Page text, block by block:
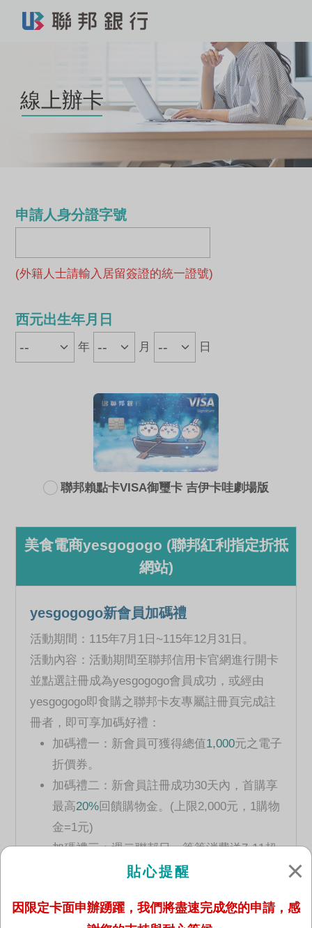
線上辦卡
申請人身分證字號
(外籍人士請輸入居留簽證的統一證號)
西元出生年月日
年 月 日
聯邦賴點卡VISA御璽卡 吉伊卡哇劇場版
美食電商yesgogogo (聯邦紅利指定折抵
網站)
yesgogogo新會員加碼禮
活動期間：115年7月1日~115年12月31日。
活動內容：活動期間至聯邦信用卡官網進行開卡
並點選註冊成為yesgogogo會員成功，或經由
yesgogogo即食購之聯邦卡友專屬註冊頁完成註
冊者，即可享加碼好禮：
加碼禮一：新會員可獲得總值1,000元之電子
折價券。
加碼禮二：新會員註冊成功30天內，首購享
最高20%回饋購物金。(上限2,000元，1購物
金=1元)
加碼禮三：週二聯邦日，筆筆消費送7-11超
CITY CAFE乙杯。
活動，月月抽購物金。
貼心提醒
因限定卡面申辦踴躍，我們將盡速完成您的申請，感